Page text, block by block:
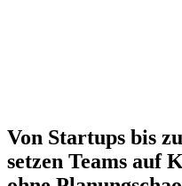
Von Startups bis
setzen Teams auf